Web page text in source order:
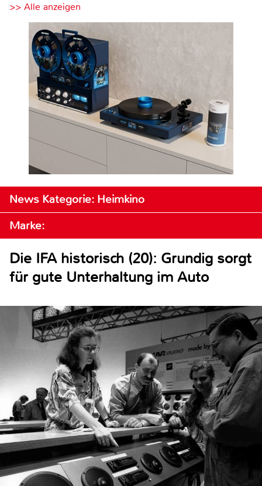
>> Alle anzeigen
News Kategorie: Heimkino
Marke:
Die IFA historisch (20): Grundig sorgt
für gute Unterhaltung im Auto